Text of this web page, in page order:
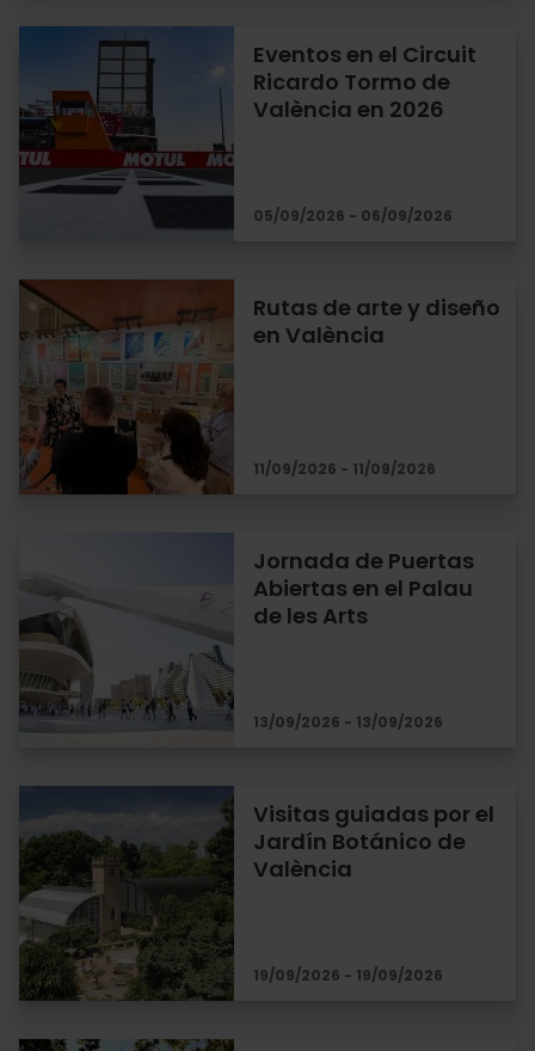
Eventos en el Circuit
Ricardo Tormo de
València en 2026
05/09/2026 - 06/09/2026
Rutas de arte y diseño
en València
11/09/2026 - 11/09/2026
Jornada de Puertas
Abiertas en el Palau
de les Arts
13/09/2026 - 13/09/2026
Visitas guiadas por el
Jardín Botánico de
València
19/09/2026 - 19/09/2026